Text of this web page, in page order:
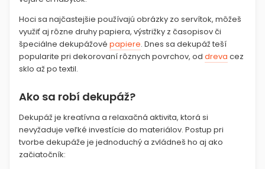
Hoci sa najčastejšie používajú obrázky zo servítok, môžeš
využiť aj rôzne druhy papiera, výstrižky z časopisov či
špeciálne dekupážové papiere. Dnes sa dekupáž teší
popularite pri dekorovaní rôznych povrchov, od dreva cez
sklo až po textil.
Ako sa robí dekupáž?
Dekupáž je kreatívna a relaxačná aktivita, ktorá si
nevyžaduje veľké investície do materiálov. Postup pri
tvorbe dekupáže je jednoduchý a zvládneš ho aj ako
začiatočník: